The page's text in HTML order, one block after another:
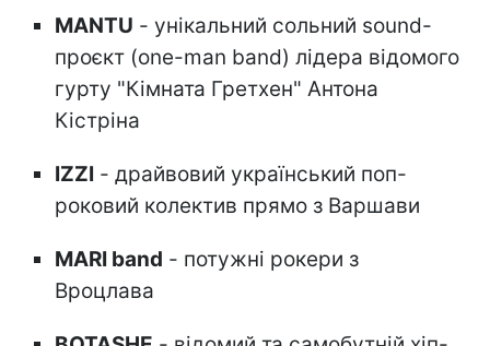
MANTU - унікальний сольний sound-
проєкт (one-man band) лідера відомого
гурту "Кімната Гретхен" Антона
Кістріна
IZZI - драйвовий український поп-
роковий колектив прямо з Варшави
MARI band - потужні рокери з
Вроцлава